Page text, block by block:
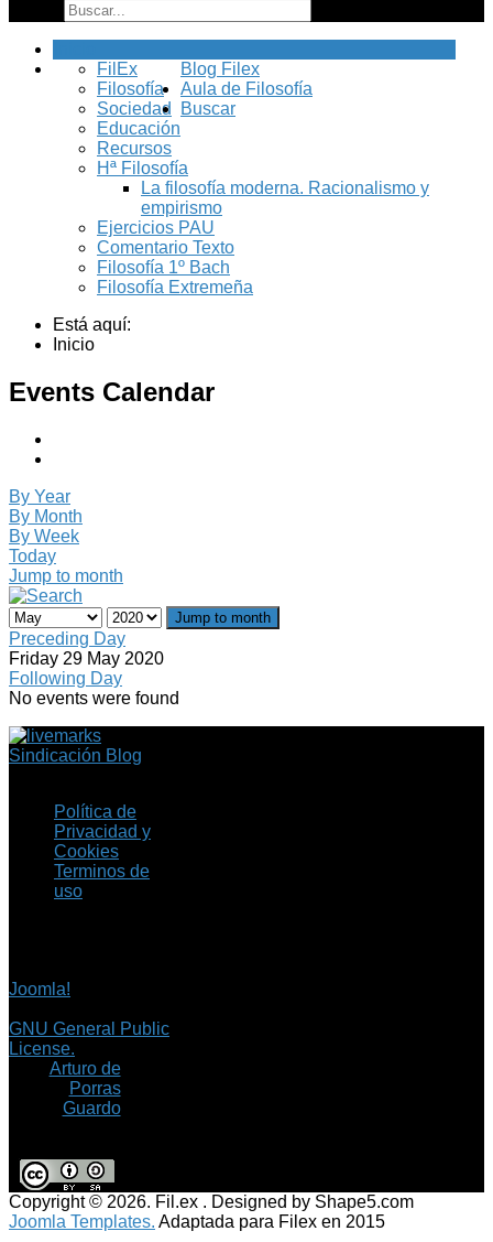
Blog Filex
FilEx
Filosofía
Sociedad
Educación
Recursos
Aula de Filosofía
Hª Filosofía
La filosofía moderna. Racionalismo y
empirismo
Ejercicios PAU
Comentario Texto
Filosofía 1º Bach
Filosofía Extremeña
Buscar
Está aquí:
Inicio
Events Calendar
By Year
By Month
By Week
Today
Jump to month
Jump to month
Preceding Day
Friday 29 May 2020
Following Day
No events were found
Sindicación Blog
Política de
Privacidad y
Cookies
Terminos de
uso
Joomla!
GNU General Public
License.
Arturo de
Porras
Guardo
Copyright © 2026. Fil.ex . Designed by Shape5.com
Joomla Templates. Adaptada para Filex en 2015